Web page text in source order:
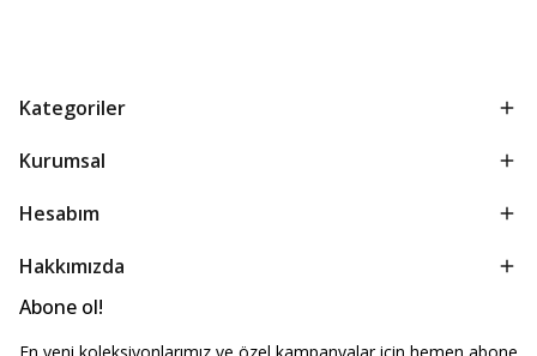
Kategoriler
Kurumsal
Hesabım
Hakkımızda
Abone ol!